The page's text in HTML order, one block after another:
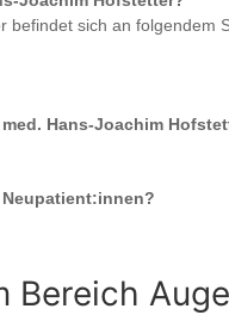
befindet sich an folgendem
med. Hans-Joachim
Bereich